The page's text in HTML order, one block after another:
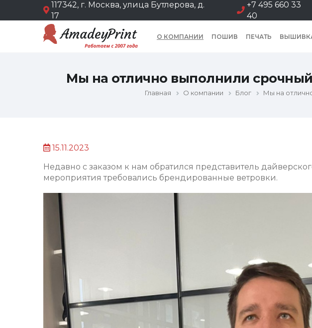
117342, г. Москва, улица Бутлерова, д.
17
+7 495 660 33
40
О КОМПАНИИ ПОШИВ ПЕЧАТЬ
Мы на отлично выполнили
Главная О компании Блог Мы на
15.11.2023
Недавно с заказом к нам обратился представитель
мероприятия требовались брендированные ветровки.